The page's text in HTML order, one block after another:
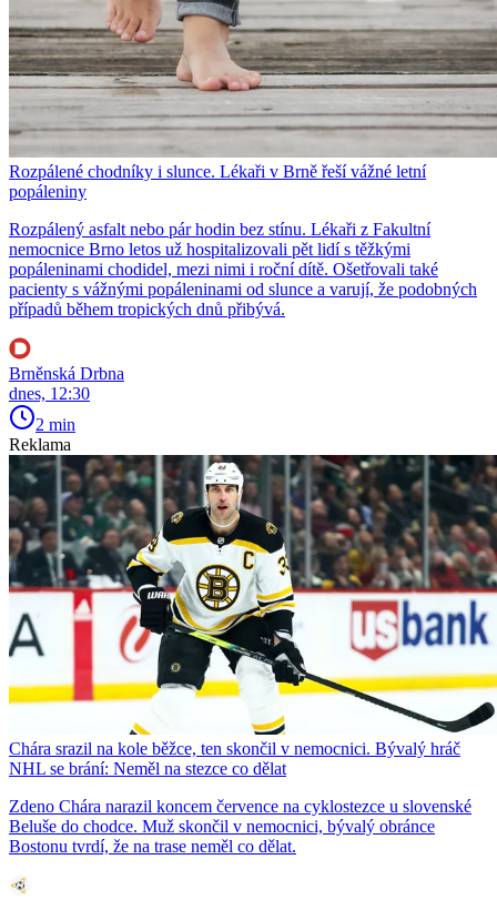
Rozpálené chodníky i slunce. Lékaři v Brně řeší vážné letní
popáleniny
Rozpálený asfalt nebo pár hodin bez stínu. Lékaři z Fakultní
nemocnice Brno letos už hospitalizovali pět lidí s těžkými
popáleninami chodidel, mezi nimi i roční dítě. Ošetřovali také
pacienty s vážnými popáleninami od slunce a varují, že podobných
případů během tropických dnů přibývá.
Brněnská Drbna
dnes, 12:30
2 min
Reklama
Chára srazil na kole běžce, ten skončil v nemocnici. Bývalý hráč
NHL se brání: Neměl na stezce co dělat
Zdeno Chára narazil koncem července na cyklostezce u slovenské
Beluše do chodce. Muž skončil v nemocnici, bývalý obránce
Bostonu tvrdí, že na trase neměl co dělat.